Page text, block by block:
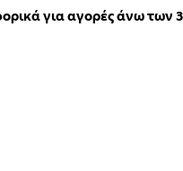
για αγορές άνω των